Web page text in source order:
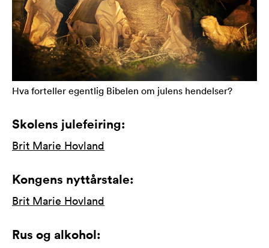
Hva forteller egentlig Bibelen om julens hendelser?
Skolens julefeiring:
Brit Marie Hovland
Kongens nyttårstale:
Brit Marie Hovland
Rus og alkohol: